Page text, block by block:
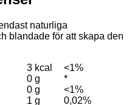
naturliga
blandade för att skapa den
3 kcal
<1%
0 g
*
0 g
<1%
1 g
0,02%